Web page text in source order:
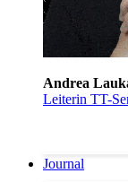
Andrea
Leiterin TT-
Journal